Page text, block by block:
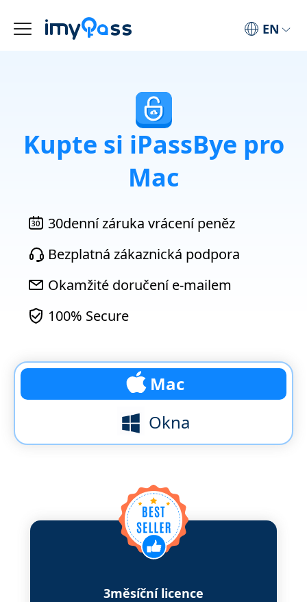
EN
Kupte si iPassBye pro
Mac
30denní záruka vrácení peněz
Bezplatná zákaznická podpora
Okamžité doručení e-mailem
100% Secure
Mac
Okna
3měsíční licence